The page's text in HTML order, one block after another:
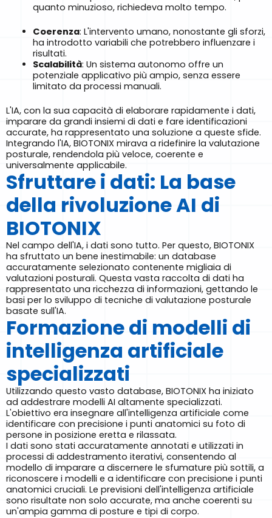
quanto minuzioso, richiedeva molto tempo.
Coerenza: L'intervento umano, nonostante gli sforzi,
ha introdotto variabili che potrebbero influenzare i
risultati.
Scalabilità: Un sistema autonomo offre un
potenziale applicativo più ampio, senza essere
limitato da processi manuali.
L'IA, con la sua capacità di elaborare rapidamente i dati,
imparare da grandi insiemi di dati e fare identificazioni
accurate, ha rappresentato una soluzione a queste sfide.
Integrando l'IA, BIOTONIX mirava a ridefinire la valutazione
posturale, rendendola più veloce, coerente e
universalmente applicabile.
Sfruttare i dati: La base
della rivoluzione AI di
BIOTONIX
Nel campo dell'IA, i dati sono tutto. Per questo, BIOTONIX
ha sfruttato un bene inestimabile: un database
accuratamente selezionato contenente migliaia di
valutazioni posturali. Questa vasta raccolta di dati ha
rappresentato una ricchezza di informazioni, gettando le
basi per lo sviluppo di tecniche di valutazione posturale
basate sull'IA.
Formazione di modelli di
intelligenza artificiale
specializzati
Utilizzando questo vasto database, BIOTONIX ha iniziato
ad addestrare modelli AI altamente specializzati.
L'obiettivo era insegnare all'intelligenza artificiale come
identificare con precisione i punti anatomici su foto di
persone in posizione eretta e rilassata.
I dati sono stati accuratamente annotati e utilizzati in
processi di addestramento iterativi, consentendo al
modello di imparare a discernere le sfumature più sottili, a
riconoscere i modelli e a identificare con precisione i punti
anatomici cruciali. Le previsioni dell'intelligenza artificiale
sono risultate non solo accurate, ma anche coerenti su
un'ampia gamma di posture e tipi di corpo.